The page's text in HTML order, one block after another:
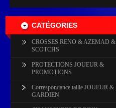
CATÉGORIES
CROSSES RENO & AZEMAD &
SCOTCHS
PROTECTIONS JOUEUR &
PROMOTIONS
Correspondance taille JOUEUR &
GARDIEN